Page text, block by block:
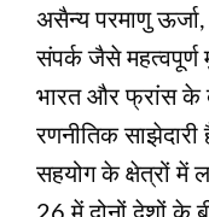
असैन्य परमाणु
संपर्क जैसे महत्वपूर्ण
भारत और फ्रांस के
रणनीतिक साझेदारी
सहयोग के क्षेत्रों में